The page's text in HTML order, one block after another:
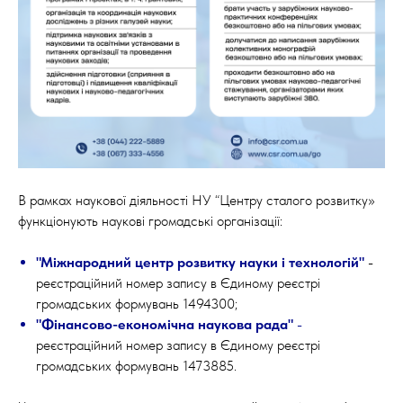
В рамках наукової діяльності НУ “Центру сталого розвитку»
функціонують наукові громадські організації:
"Міжнародний центр розвитку науки і технологій" -
реєстраційний номер запису в Єдиному реєстрі
громадських формувань 1494300;
"Фінансово-економічна наукова рада" -
реєстраційний номер запису в Єдиному реєстрі
громадських формувань 1473885.